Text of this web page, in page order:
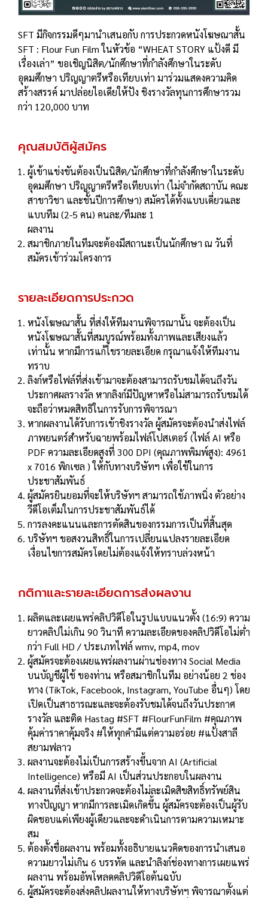
SFT มีกิจกรรมดีๆมานำเสนอกับ การประกวดหนังโฆษณาสั้น
SFT : Flour Fun Film ในหัวข้อ “WHEAT STORY แป้งดี มี
เรื่องเล่า” ขอเชิญนิสิต/นักศึกษาที่กําลังศึกษาในระดับ
อุดมศึกษา ปริญญาตรีหรือเทียบเท่า มาร่วมแสดงความคิด
สร้างสรรค์ มาปล่อยไอเดียให้ปัง ชิงรางวัลทุนการศึกษารวม
กว่า 120,000 บาท
คุณสมบัติผู้สมัคร
ผู้เข้าแข่งขันต้องเป็นนิสิต/นักศึกษาที่กําลังศึกษาในระดับ
อุดมศึกษา ปริญญาตรีหรือเทียบเท่า (ไม่จํากัดสถาบัน คณะ
สาขาวิชา และชั้นปีการศึกษา) สมัครได้ทั้งแบบเดี่ยวและ
แบบทีม (2-5 คน) คนละ/ทีมละ 1
ผลงาน
สมาชิกภายในทีมจะต้องมีสถานะเป็นนักศึกษา ณ วันที่
สมัครเข้าร่วมโครงการ
รายละเอียดการประกวด
หนังโฆษณาสั้น ที่ส่งให้ทีมงานพิจารณานั้น จะต้องเป็น
หนังโฆษณาสั้นที่สมบูรณ์พร้อมทั้งภาพและเสียงแล้ว
เท่านั้น หากมีการแก้ไขรายละเอียด กรุณาแจ้งให้ทีมงาน
ทราบ
ลิงก์หรือไฟล์ที่ส่งเข้ามาจะต้องสามารถรับชมได้จนถึงวัน
ประกาศผลรางวัล หากลิงก์มีปัญหาหรือไม่สามารถรับชมได้
จะถือว่าหมดสิทธิในการรับการพิจารณา
หากผลงานได้รับการเข้าชิงรางวัล ผู้สมัครจะต้องนำส่งไฟล์
ภาพยนตร์สำหรับฉายพร้อมไฟล์โปสเตอร์ (ไฟล์ AI หรือ
PDF ความละเอียดสูงที่ 300 DPI (คุณภาพพิมพ์สูง): 4961
x 7016 พิกเซล ) ให้กับทางบริษัทฯ เพื่อใช้ในการ
ประชาสัมพันธ์
ผู้สมัครยินยอมที่จะให้บริษัทฯ สามารถใช้ภาพนิ่ง ตัวอย่าง
วีดีโอเต็มในการประชาสัมพันธ์ได้
การลงคะแนนและการตัดสินของกรรมการเป็นที่สิ้นสุด
บริษัทฯ ขอสงวนสิทธิ์ในการเปลี่ยนแปลงรายละเอียด
เงื่อนไขการสมัครโดยไม่ต้องแจ้งให้ทราบล่วงหน้า
กติกาและรายละเอียดการส่งผลงาน
ผลิตและเผยแพร่คลิปวิดีโอในรูปแบบแนวตั้ง (16:9) ความ
ยาวคลิปไม่เกิน 90 วินาที ความละเอียดของคลิปวิดีโอไม่ตํ่า
กว่า Full HD / ประเภทไฟล์ wmv, mp4, mov
ผู้สมัครจะต้องเผยแพร่ผลงานผ่านช่องทาง Social Media
บนบัญชีผู้ใช้ ของท่าน หรือสมาชิกในทีม อย่างน้อย 2 ช่อง
ทาง (TikTok, Facebook, Instagram, YouTube อื่นๆ) โดย
เปิดเป็นสาธารณะและจะต้องรับชมได้จนถึงวันประกาศ
รางวัล และติด Hastag #SFT #FlourFunFilm #คุณภาพ
คุ้มค่าราคาคุ้มจริง #ให้ทุกคำมีแต่ความอร่อย #แป้งสาลี
สยามฟลาว
ผลงานจะต้องไม่เป็นการสร้างขึ้นจาก AI (Artificial
Intelligence) หรือมี AI เป็นส่วนประกอบในผลงาน
ผลงานที่ส่งเข้าประกวดจะต้องไม่ละเมิดสิขสิทธิ์ทรัพย์สิน
ทางปัญญา หากมีการละเมิดเกิดขึ้น ผู้สมัครจะต้องเป็นผู้รับ
ผิดชอบแต่เพียงผู้เดียวและจะดําเนินการตามความเหมาะ
สม
ต้องตั้งชื่อผลงาน พร้อมทั้งอธิบายแนวคิดของการนําเสนอ
ความยาวไม่เกิน 6 บรรทัด และนําลิงก์ช่องทางการเผยแพร่
ผลงาน พร้อมอัพโหลดคลิปวิดีโอต้นฉบับ
ผู้สมัครจะต้องส่งคลิปผลงานให้ทางบริษัทฯ พิจารณาตั้งแต่